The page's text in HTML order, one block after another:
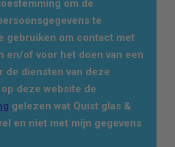
om de
te
gebruiken om contact met
en/of voor het doen van een
de diensten van deze
deze website de
gelezen wat Quist glas &
en niet met mijn gegevens